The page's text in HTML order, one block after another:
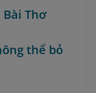
Thơ
thể bỏ